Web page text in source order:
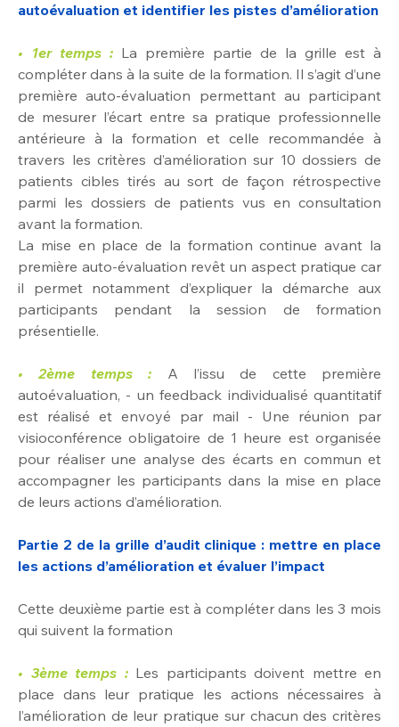
autoévaluation et identifier les pistes d’amélioration
• 1er temps : La première partie de la grille est à
compléter dans à la suite de la formation. Il s’agit d’une
première auto-évaluation permettant au participant
de mesurer l’écart entre sa pratique professionnelle
antérieure à la formation et celle recommandée à
travers les critères d’amélioration sur 10 dossiers de
patients cibles tirés au sort de façon rétrospective
parmi les dossiers de patients vus en consultation
avant la formation.
La mise en place de la formation continue avant la
première auto-évaluation revêt un aspect pratique car
il permet notamment d’expliquer la démarche aux
participants pendant la session de formation
présentielle.
• 2ème temps :
A l’issu de cette première
autoévaluation, - un feedback individualisé quantitatif
est réalisé et envoyé par mail - Une réunion par
visioconférence obligatoire de 1 heure est organisée
pour réaliser une analyse des écarts en commun et
accompagner les participants dans la mise en place
de leurs actions d’amélioration.
Partie 2 de la grille d’audit clinique : mettre en place
les actions d’amélioration et évaluer l’impact
Cette deuxième partie est à compléter dans les 3 mois
qui suivent la formation
• 3ème temps : Les participants doivent mettre en
place dans leur pratique les actions nécessaires à
l’amélioration de leur pratique sur chacun des critères